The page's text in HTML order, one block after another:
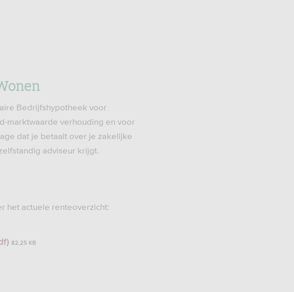
Bedrijfshypotheek voor
marktwaarde verhouding en voor
dat je betaalt over je zakelijke
adviseur krijgt.
het actuele renteoverzicht:
82,25 KB